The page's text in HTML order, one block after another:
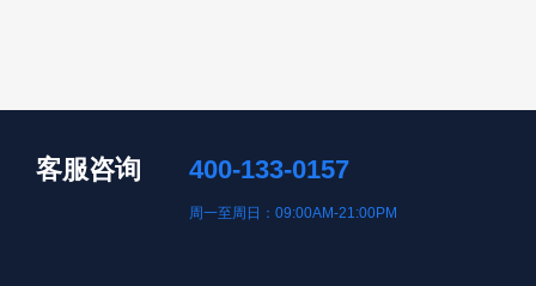
客服咨询 400-133-0157
周一至周日：09:00AM-21:00PM